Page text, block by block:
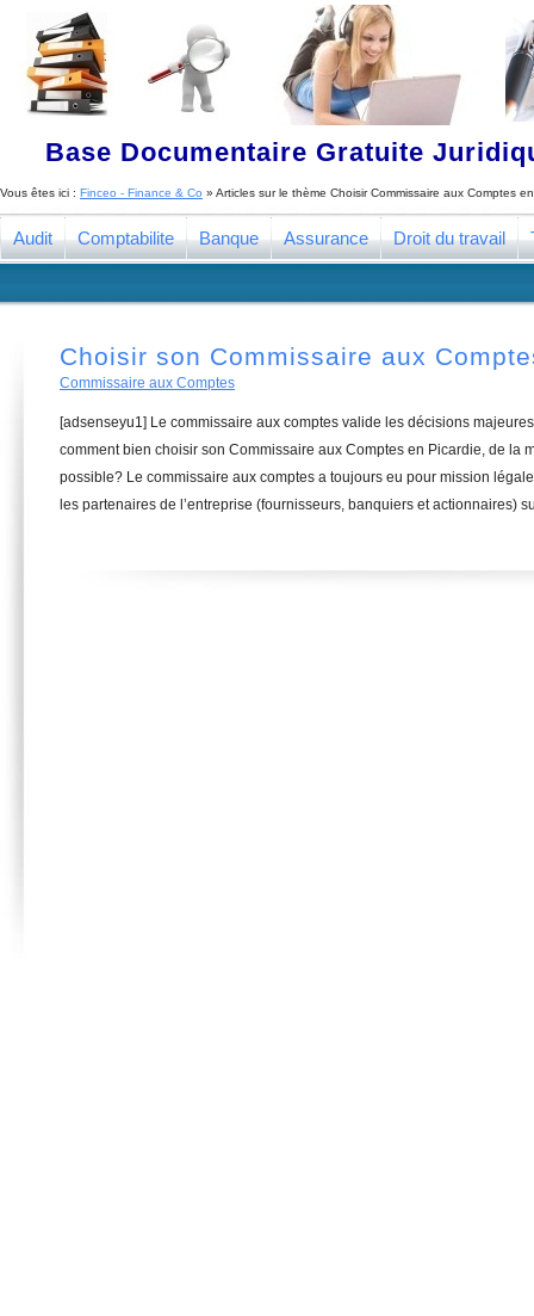
Base Documentaire Gratuite
Vous êtes ici : Finceo - Finance & Co » Articles sur le thème Choisir Commissaire aux Comptes
Audit Comptabilite Banque Assurance Droit du travail
Choisir son Commissaire aux
Commissaire aux Comptes
[adsenseyu1] Le commissaire aux comptes valide les décisions
comment bien choisir son Commissaire aux Comptes en Picardie, de la
possible? Le commissaire aux comptes a toujours eu pour mission
les partenaires de l’entreprise (fournisseurs, banquiers et actionnaires)